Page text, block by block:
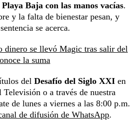
Baja con las manos vacías.
y la falta de bienestar pesan, y
se acerca.
dinero se llevó Magic tras salir del
la suma
del Desafío del Siglo XXI en
Televisión o a través de nuestra
de lunes a viernes a las 8:00 p.m.
de difusión de WhatsApp.